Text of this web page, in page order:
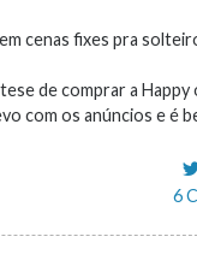
cenas fixes pra
de comprar a Happy
com os anúncios e é
6